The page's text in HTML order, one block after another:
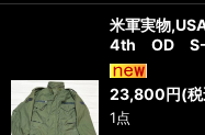
米軍実物
4th OD S-
23,800円(
1点